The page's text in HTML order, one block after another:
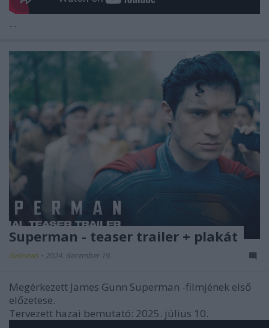
...
Superman - teaser trailer + plakát
dvdnews • 2024. december 19.
Megérkezett James Gunn Superman -filmjének első
előzetese.
Tervezett hazai bemutató: 2025. július 10.